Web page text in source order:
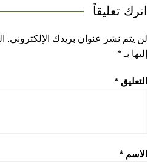
اترك تعليقاً
لن يتم نشر عنوان بريدك الإلكتروني.
إليها بـ *
التعليق *
الاسم *